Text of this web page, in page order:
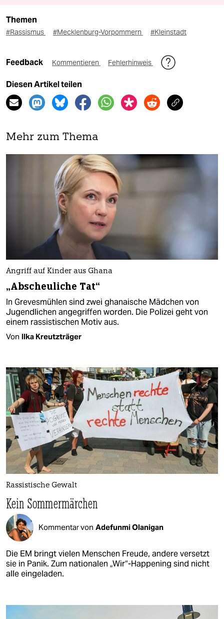
Themen
#Rassismus #Mecklenburg-Vorpommern #Kleinstadt
Feedback Kommentieren Fehlerhinweis
Diesen Artikel teilen
Mehr zum Thema
Angriff auf Kinder aus Ghana
„Abscheuliche Tat“
In Grevesmühlen sind zwei ghanaische Mädchen von
Jugendlichen angegriffen worden. Die Polizei geht von
einem rassistischen Motiv aus.
Von Ilka Kreutzträger
Rassistische Gewalt
Kein Sommermärchen
Kommentar von Adefunmi Olanigan
Die EM bringt vielen Menschen Freude, andere versetzt
sie in Panik. Zum nationalen „Wir“-Happening sind nicht
alle eingeladen.